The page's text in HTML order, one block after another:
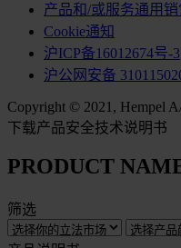
产品和/或服务通用
Cookie通知
沪ICP备16012674号-3
沪公网安备
Copyright © 2021, Hempel
下载产品安全技术说明书
PRODUCT
筛选